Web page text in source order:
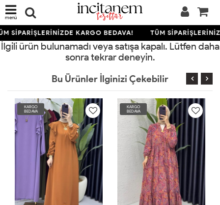
menü
SİPARİŞLERİNİZDE KARGO BEDAVA! TÜM
İlgili ürün bulunamadı veya satışa kapalı. Lütfen daha
sonra tekrar deneyin.
Bu Ürünler İlginizi Çekebilir
KARGO
BEDAVA
KARGO
BEDAVA